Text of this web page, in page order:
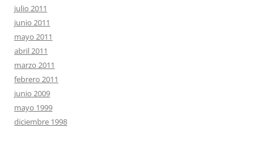
julio 2011
junio 2011
mayo 2011
abril 2011
marzo 2011
febrero 2011
junio 2009
mayo 1999
diciembre 1998